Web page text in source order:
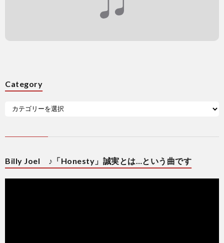
Category
Billy Joel ♪「Honesty」誠実とは…という曲です
動